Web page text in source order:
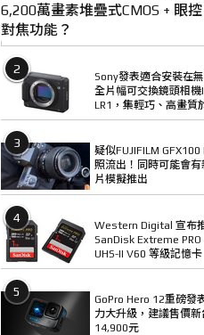
6,200萬畫素堆疊式CMOS + 眼
對焦功能？
2
Sony發表適合安裝在
全片幅可交換鏡頭相機
LR1，集輕巧、高畫質
3
疑似FUJIFILM GFX100
照流出！同時可能會有
片模擬推出
4
Western Digital 宣布
SanDisk Extreme PRO
UHS-II V60 等級記憶卡
5
GoPro Hero 12重磅發
力大升級，建議售價新
14,900元